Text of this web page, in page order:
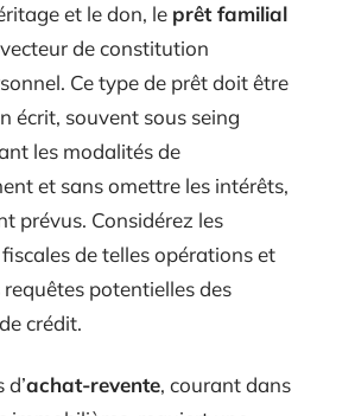
et le don, le prêt familial
de constitution
Ce type de prêt doit être
écrit, souvent sous seing
les modalités de
et sans omettre les intérêts,
prévus. Considérez les
de telles opérations et
potentielles des
crédit.
achat-revente, courant dans